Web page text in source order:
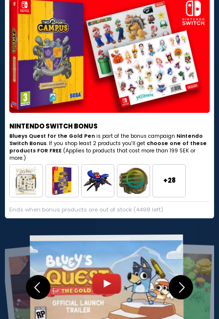
NINTENDO SWITCH BONUS
Blueys Quest for the Gold Pen is part of the bonus campaign Nintendo
Switch Bonus. If you shop least 2 products you'll get choose one of these
products FOR FREE (Applies to products that cost more than 199 SEK or
more.)
+28
Ends when bonus products are out of stock (4498 left)